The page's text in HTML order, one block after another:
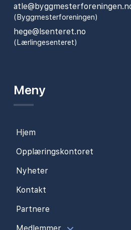
(Byggmesterforeningen)
hege@lsenteret.no
(Lærlingesenteret)
Meny
Hjem
Opplæringskontoret
Nyheter
Kontakt
Partnere
Medlemmer